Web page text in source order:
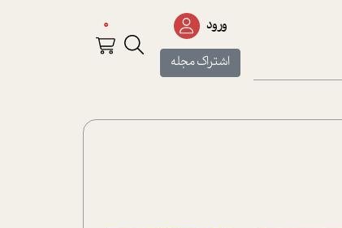
ورود
اشتراک مجله
0